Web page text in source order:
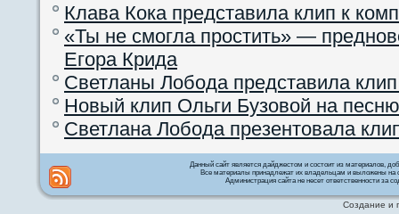
Клава Кока представила клип к
«Ты не смогла простить» —
Егора Крида
Светланы Лобода представила
Новый клип Ольги Бузовой на
Светлана Лобода презентовала
Данный сайт является дайджестом и состоит из материалов,
Все материалы принадлежат их владельцам и выложены на
Администрация сайта не несет ответственности за
Создание и